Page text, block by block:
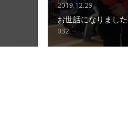
2019.12.29
お世話になりました
032